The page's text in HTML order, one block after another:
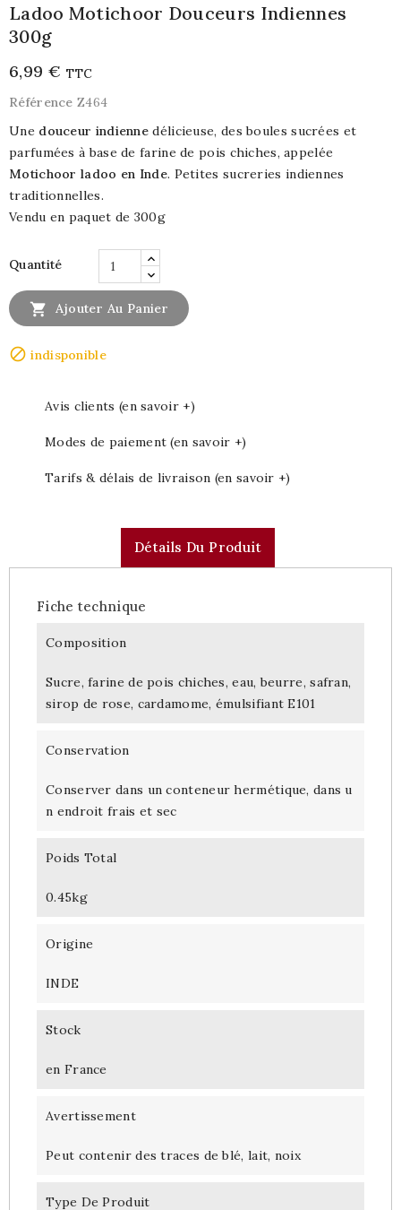
Ladoo Motichoor Douceurs Indiennes
300g
6,99 € TTC
Référence Z464
Une douceur indienne délicieuse, des boules sucrées et
parfumées à base de farine de pois chiches, appelée
Motichoor ladoo en Inde. Petites sucreries indiennes
traditionnelles.
Vendu en paquet de 300g
Quantité
 Ajouter Au Panier
 indisponible
Avis clients (en savoir +)
Modes de paiement (en savoir +)
Tarifs & délais de livraison (en savoir +)
Détails Du Produit
Fiche technique
Composition
Sucre, farine de pois chiches, eau, beurre, safran,
sirop de rose, cardamome, émulsifiant E101
Conservation
Conserver dans un conteneur hermétique, dans u
n endroit frais et sec
Poids Total
0.45kg
Origine
INDE
Stock
en France
Avertissement
Peut contenir des traces de blé, lait, noix
Type De Produit